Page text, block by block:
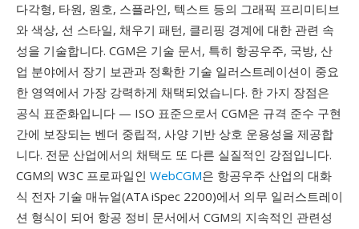
다각형, 타원, 원호, 스플라인, 텍스트 등의 그래픽 프리미티브
와 색상, 선 스타일, 채우기 패턴, 클리핑 경계에 대한 관련 속
성을 기술합니다. CGM은 기술 문서, 특히 항공우주, 국방, 산
업 분야에서 장기 보관과 정확한 기술 일러스트레이션이 중요
한 영역에서 가장 강력하게 채택되었습니다. 한 가지 장점은
공식 표준화입니다 — ISO 표준으로서 CGM은 규격 준수 구현
간에 보장되는 벤더 중립적, 사양 기반 상호 운용성을 제공합
니다. 전문 산업에서의 채택도 또 다른 실질적인 강점입니다.
CGM의 W3C 프로파일인 WebCGM은 항공우주 산업의 대화
식 전자 기술 매뉴얼(ATA iSpec 2200)에서 의무 일러스트레이
션 형식이 되어 항공 정비 문서에서 CGM의 지속적인 관련성